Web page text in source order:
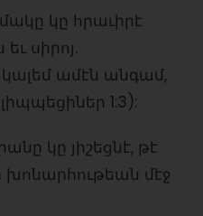
կը հրաւիրէ
սիրոյ.
ամէն անգամ,
1:3):
կը յիշեցնէ, թէ
խոնարհութեան մէջ